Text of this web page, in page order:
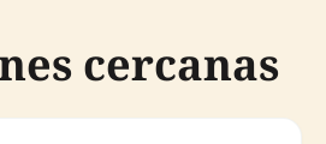
cercanas